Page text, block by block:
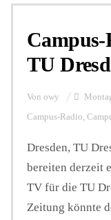
TU
Von owy
Campus-Radio,
Dresden, TU
bereiten derzeit
TV für die TU
Zeitung könnte